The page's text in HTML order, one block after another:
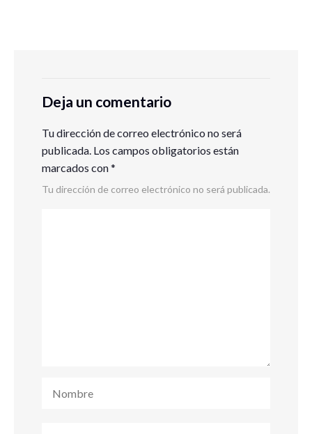
Deja un comentario
Tu dirección de correo electrónico no será
publicada. Los campos obligatorios están
marcados con*
Tu dirección de correo electrónico no será publicada.